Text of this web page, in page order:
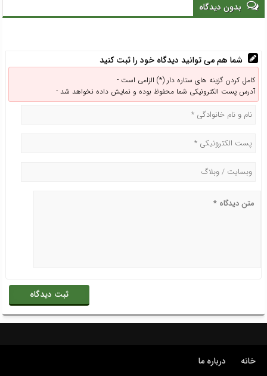
کشاورزان است
بدون دیدگاه
شما هم می توانید دیدگاه خود را ثبت کنید
کامل کردن گزینه های ستاره دار (*) الزامی است -
آدرس پست الکترونیکی شما محفوظ بوده و نمایش داده نخواهد شد -
خانه درباره ما